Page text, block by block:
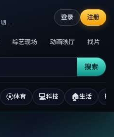
综艺现场 动画映厅 找片
搜索
登录 注册
⚽体育 💻科技 🏠生活 📚